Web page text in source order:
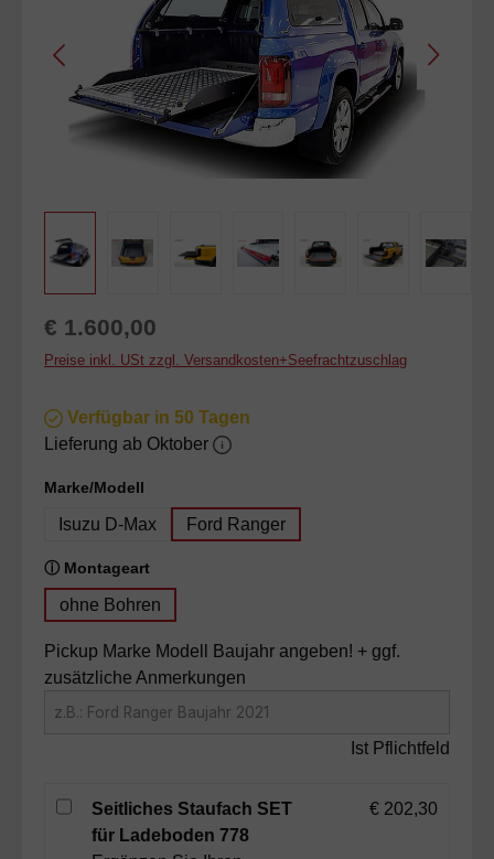
Regulärer Preis:
€ 1.600,00
Preise inkl. USt zzgl. Versandkosten+Seefrachtzuschlag
Verfügbar in 50 Tagen
Lieferung ab Oktober
Marke/Modell
Isuzu D-Max Ford Ranger
ⓘ Montageartauswählen
ohne Bohren
Pickup Marke Modell Baujahr angeben! + ggf.
zusätzliche Anmerkungen
Ist Pflichtfeld
Seitliches Staufach SET
für Ladeboden 778
€ 202,30